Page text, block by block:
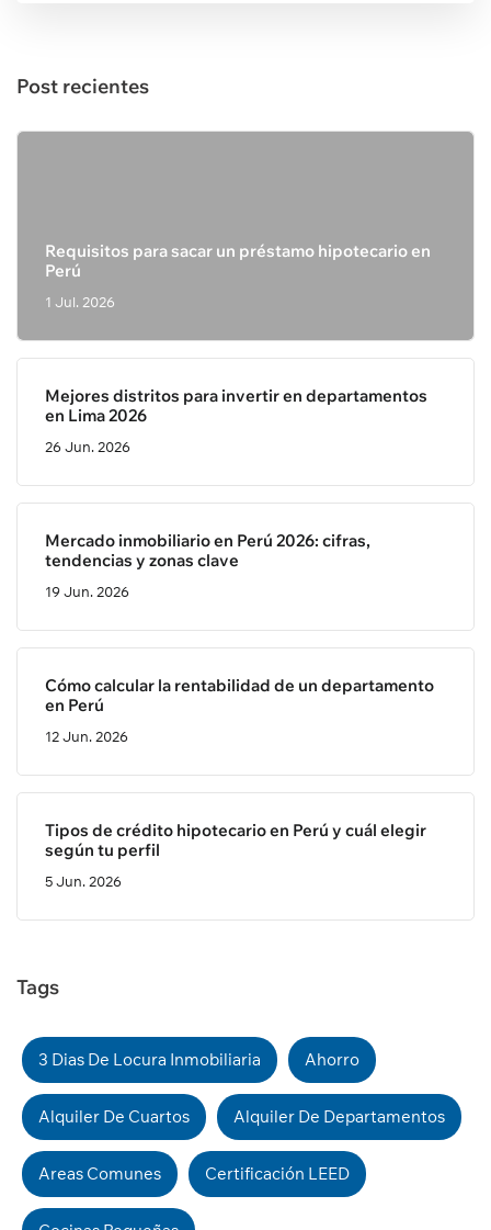
Post recientes
Requisitos para sacar un préstamo hipotecario en
Perú
1 Jul. 2026
Mejores distritos para invertir en departamentos
en Lima 2026
26 Jun. 2026
Mercado inmobiliario en Perú 2026: cifras,
tendencias y zonas clave
19 Jun. 2026
Cómo calcular la rentabilidad de un departamento
en Perú
12 Jun. 2026
Tipos de crédito hipotecario en Perú y cuál elegir
según tu perfil
5 Jun. 2026
Tags
3 Dias De Locura Inmobiliaria Ahorro
Alquiler De Cuartos Alquiler De Departamentos
Areas Comunes Certificación LEED